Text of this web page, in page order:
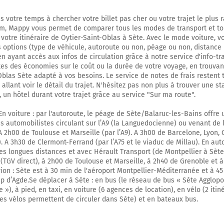
à gauche et rejoindre A7. Continuer sur 162 kilomètres
A7
Valence
Marseille
Prendre un ticket (Péage Vienne)
Autoroute du Soleil
km
à droite et rejoindre A9 E15. Continuer sur 86 kilomètres
E15
km
votre temps à chercher votre billet pas cher ou votre trajet le plus
Mappy vous permet de comparer tous les modes de transport et
itinéraire de Oytier-Saint-Oblas à Sète. Avec le mode voiture,
options (type de véhicule, autoroute ou non, péage ou non, distance
ayant accès aux infos de circulation grâce à notre service d'info-
des économies sur le coût ou la durée de votre voyage, en
Sète adapté à vos besoins. Le service de notes de frais restent
allant voir le détail du trajet. N'hésitez pas non plus à trouver une
un hôtel durant votre trajet grâce au service "Sur ma route".
voiture : par l'autoroute, le péage de Sète/Balaruc-les-Bains offre
automobilistes circulant sur l’A9 (la Languedocienne) ou venant de
2h00 de Toulouse et Marseille (par l’A9). A 3h00 de Barcelone, Lyon,
A 3h30 de Clermont-Ferrand (par l’A75 et le viaduc de Millau). En
longues distances et avec Hérault Transport (de Montpellier à
direct), à 2h00 de Toulouse et Marseille, à 2h40 de Grenoble et
: Sète est à 30 min de l'aéroport Montpellier-Méditerranée et à
d’Agde.Se déplacer à Sète : en bus (le réseau de bus « Sète
»), à pied, en taxi, en voiture (6 agences de location), en vélo (2
vélos permettent de circuler dans Sète) et en bateaux bus.